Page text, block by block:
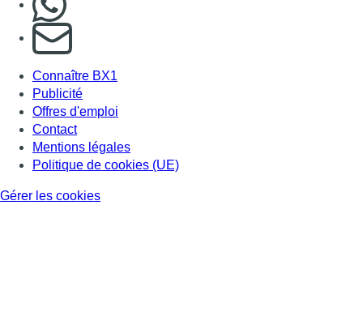
S'abonner à notre newsletter
Connaître BX1
Publicité
Offres d'emploi
Contact
Mentions légales
Politique de cookies (UE)
Gérer les cookies